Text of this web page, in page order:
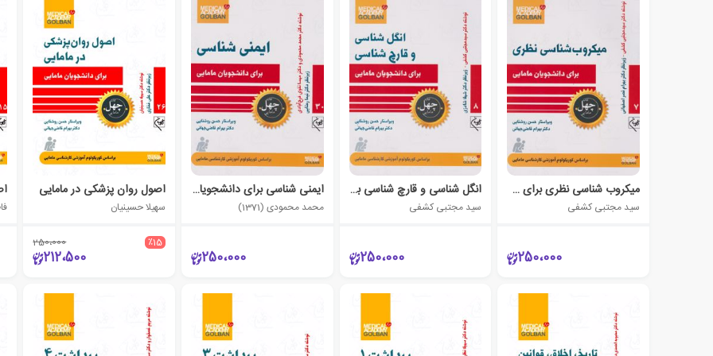
میکروب شناسی نظری برای دانشجویان مامایی
سید مجتبی کشفی
250،000
انگل شناسی و قارچ شناسی برای دانشجویان مامایی
سید مجتبی کشفی
250،000
ایمنی شناسی برای دانشجویان مامایی
محمد محمودی (1371)
250،000
اصول روان پزشکی در مامایی
سهیلا حسینیان
٪15 250،000
212،500